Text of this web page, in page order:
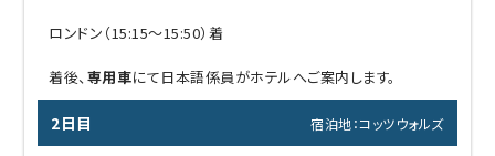
ロンドン（15:15～15:50）着
着後、専用車にて日本語係員がホテルへご案内します。
2日目 宿泊地：コッツウォルズ